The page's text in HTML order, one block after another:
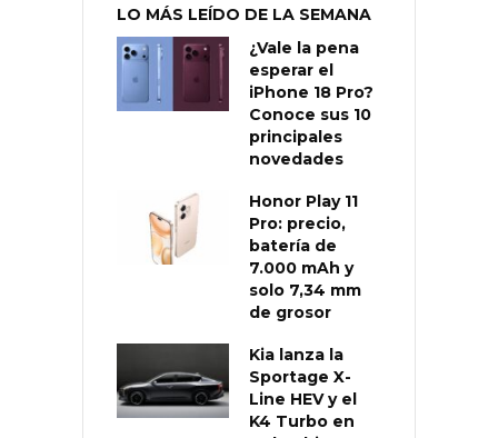
LO MÁS LEÍDO DE LA SEMANA
¿Vale la pena
esperar el
iPhone 18 Pro?
Conoce sus 10
principales
novedades
Honor Play 11
Pro: precio,
batería de
7.000 mAh y
solo 7,34 mm
de grosor
Kia lanza la
Sportage X-
Line HEV y el
K4 Turbo en